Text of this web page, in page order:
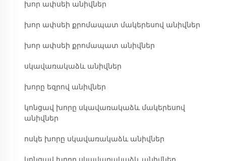
խոր ափսեի անիվներ
խոր ափսեի քրոմապատ մակերեսով անիվներ
խոր ափսեի քրոմապատ անիվներ
սկավառակաձև անիվներ
խորը եզրով անիվներ
կոնցավ խորը սկավառակաձև մակերեսով
անիվներ
ոսկե խորը սկավառակաձև անիվներ